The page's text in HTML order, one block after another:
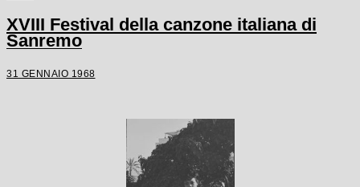
XVIII Festival della canzone italiana di
Sanremo
31 GENNAIO 1968